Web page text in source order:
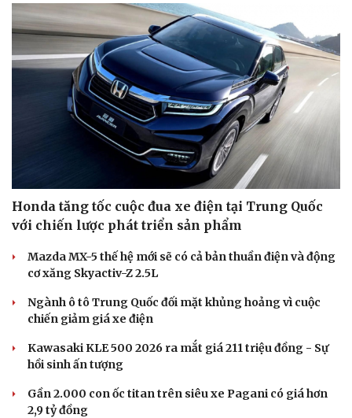
Tư vấn
Săn Tour
check-in
Câu chuyện thời sự
Đọc truyện đêm khuya
Cửa sổ tình yêu
Kể chuyện cho bé
Hạt giống tâm hồn
Honda tăng tốc cuộc đua xe điện tại Trung Quốc
với chiến lược phát triển sản phẩm
Mazda MX-5 thế hệ mới sẽ có cả bản thuần điện và động
cơ xăng Skyactiv-Z 2.5L
Ngành ô tô Trung Quốc đối mặt khủng hoảng vì cuộc
chiến giảm giá xe điện
Kawasaki KLE 500 2026 ra mắt giá 211 triệu đồng - Sự
hồi sinh ấn tượng
Gần 2.000 con ốc titan trên siêu xe Pagani có giá hơn
2,9 tỷ đồng